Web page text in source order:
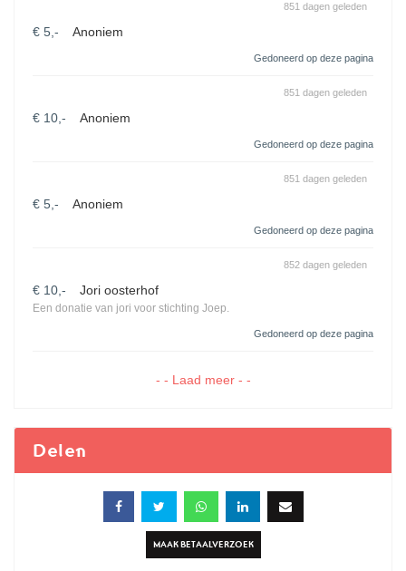
€ 5,- Anoniem
851 dagen geleden
Gedoneerd op deze pagina
€ 10,- Anoniem
851 dagen geleden
Gedoneerd op deze pagina
€ 5,- Anoniem
851 dagen geleden
Gedoneerd op deze pagina
€ 10,- Jori oosterhof
Een donatie van jori voor stichting Joep.
852 dagen geleden
Gedoneerd op deze pagina
- - Laad meer - -
Delen
MAAK BETAALVERZOEK